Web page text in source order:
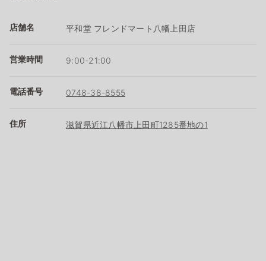
店舗名 平和堂 フレンドマート八幡上田店
営業時間 9:00-21:00
電話番号 0748-38-8555
住所 滋賀県近江八幡市上田町1285番地の1